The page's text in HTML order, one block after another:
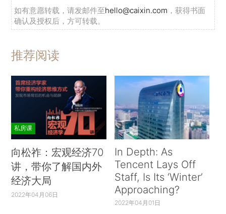
如有意愿转载，请发邮件至hello@caixin.com ，获得书面
确认及授权后，方可转载。
推荐阅读
私房课
向松祚：宏观经济70
讲，带你了解国内外
经济大局
2022年04月06日
In Depth: As
Tencent Lays Off
Staff, Is Its ‘Winter’
Approaching?
2022年04月01日